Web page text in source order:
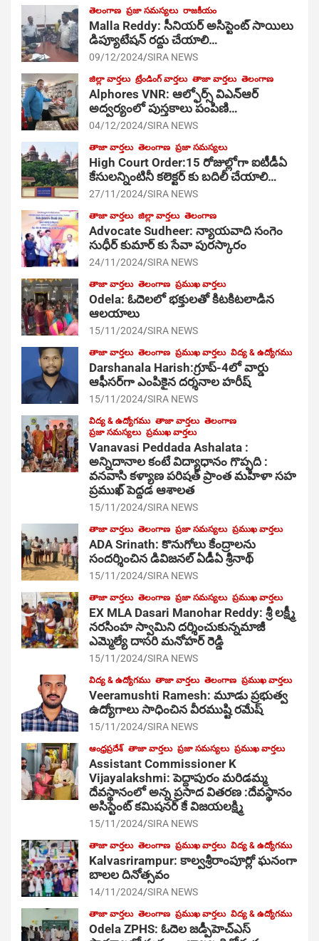
తెలంగాణ ప్రజా సమస్యలు రాజకీయం
Malla Reddy: సీనియర్ అసిస్టెంట్ సాయిలు
డిప్యూటేషన్ రద్దు చేయాలి…
09/12/2024 SIRA NEWS
జిల్లా వార్తలు ట్రేండింగ్ వార్తలు తాజా వార్తలు తెలంగాణ
Alphores VNR: ఆల్ఫోర్స్ విఎన్ఆర్
అద్వర్యంలో పుస్తకాలు పంపిణి…
04/12/2024 SIRA NEWS
తాజా వార్తలు తెలంగాణ ప్రజా సమస్యలు
High Court Order:15 రోజుల్లోగా ఐటీడీఏ
కేసులన్నింటినీ కలెక్టర్ కు బదిలీ చేయాలి…
27/11/2024 SIRA NEWS
తాజా వార్తలు జిల్లా వార్తలు తెలంగాణ
Advocate Sudheer: న్యాయవాది సంగెం
సుధీర్ కుమార్ కు సేవా పురస్కారం
24/11/2024 SIRA NEWS
తాజా వార్తలు తెలంగాణ ప్రముఖ వార్తలు
Odela: ఓదెల‌లో భక్తులతో కిటకిటలాడిన
ఆల‌యాలు
15/11/2024 SIRA NEWS
తాజా వార్తలు తెలంగాణ ప్రముఖ వార్తలు విద్య & ఉద్యోగము
Darshanala Harish:గ్రూప్-4లో వార్డు
ఆఫీసర్‌గా ఎంపికైన దర్శనాల హరీష్
15/11/2024 SIRA NEWS
విద్య & ఉద్యోగము తాజా వార్తలు తెలంగాణ
ప్రజా సమస్యలు ప్రముఖ వార్తలు
Vanavasi Peddada Ashalata :
అన్నిదానాల కంటే విద్యాధానం గొప్పది :
వనవాసి కళ్యాణ పరిషత్ ప్రాంత మహిళా సహ
ప్రముఖ్ పెద్దడ ఆశాలత
15/11/2024 SIRA NEWS
తాజా వార్తలు తెలంగాణ ప్రజా సమస్యలు ప్రముఖ వార్తలు
ADA Srinath: కొనుగోలు కేంద్రాల‌ను
సంద‌ర్శించిన డివిజనల్ ఏడీఏ శ్రీనాథ్
15/11/2024 SIRA NEWS
తాజా వార్తలు తెలంగాణ ప్రజా సమస్యలు ప్రముఖ వార్తలు
EX MLA Dasari Manohar Reddy: శ్రీ లక్ష్మీ
నరసింహ స్వామిని దర్శించుకున్నమాజీ
ఎమ్మెల్యే దాసరి మనోహర్ రెడ్డి
15/11/2024 SIRA NEWS
విద్య & ఉద్యోగము తాజా వార్తలు తెలంగాణ ప్రముఖ వార్తలు
Veeramushti Ramesh: మూడు ప్రభుత్వ
ఉద్యోగాలు సాధించిన వీరముష్టి రమేష్
15/11/2024 SIRA NEWS
ఆంధ్రప్రదేశ్ తాజా వార్తలు ప్రజా సమస్యలు ప్రముఖ వార్తలు
Assistant Commissioner K
Vijayalakshmi: పెద్దాపురం మరిడమ్మ
దేవస్థానంలో అన్న ప్రసాద వితరణ :దేవస్థానం
అసిస్టెంట్ కమిషనర్ కే విజయలక్ష్మి
15/11/2024 SIRA NEWS
తాజా వార్తలు తెలంగాణ ప్రముఖ వార్తలు విద్య & ఉద్యోగము
Kalvasrirampur: కాల్వశ్రీరాంపూర్లో ఘనంగా
బాలల దినోత్సవం
14/11/2024 SIRA NEWS
తాజా వార్తలు తెలంగాణ ప్రముఖ వార్తలు విద్య & ఉద్యోగము
Odela ZPHS: ఓదెల జ‌డ్పీహెచ్ఎస్